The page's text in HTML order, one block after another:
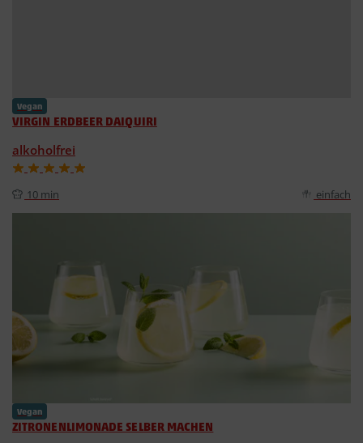
Vegan
VIRGIN ERDBEER DAIQUIRI
alkoholfrei
10 min einfach
Vegan
ZITRONENLIMONADE SELBER MACHEN